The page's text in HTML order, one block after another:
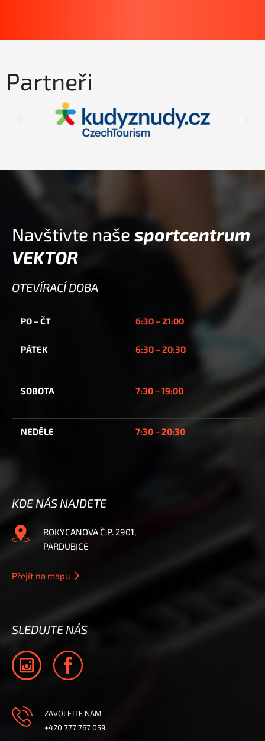
Partneři
Navštivte naše sportcentrum
VEKTOR
OTEVÍRACÍ DOBA
PO – ČT
PÁTEK
6:30 –21:00
6:30 –20:30
SOBOTA 7:30 – 19:00
NEDĚLE 7:30 –20:30
KDE NÁS NAJDETE
ROKYCANOVA Č.P. 2901,
PARDUBICE
Přejít na mapu
SLEDUJTE NÁS
ZAVOLEJTE NÁM
+420 777 767 059